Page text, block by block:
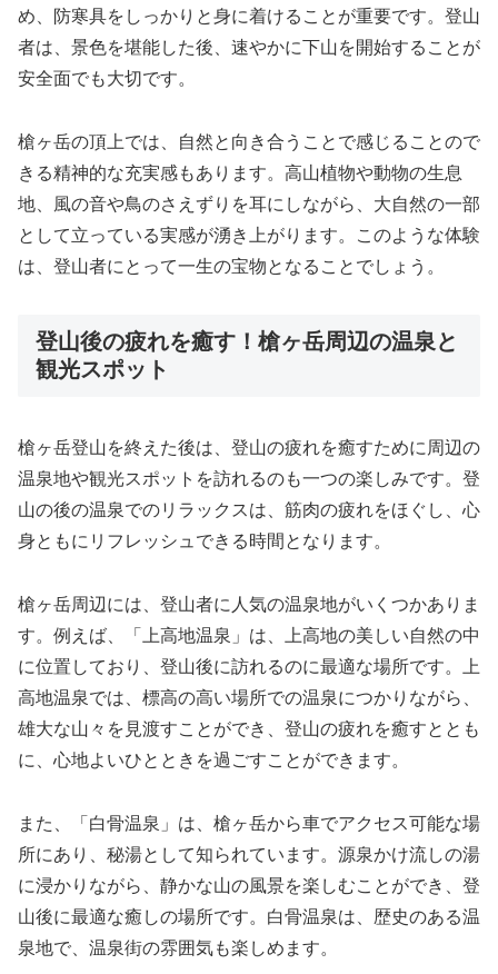
め、防寒具をしっかりと身に着けることが重要です。登山
者は、景色を堪能した後、速やかに下山を開始することが
安全面でも大切です。
槍ヶ岳の頂上では、自然と向き合うことで感じることので
きる精神的な充実感もあります。高山植物や動物の生息
地、風の音や鳥のさえずりを耳にしながら、大自然の一部
として立っている実感が湧き上がります。このような体験
は、登山者にとって一生の宝物となることでしょう。
登山後の疲れを癒す！槍ヶ岳周辺の温泉と
観光スポット
槍ヶ岳登山を終えた後は、登山の疲れを癒すために周辺の
温泉地や観光スポットを訪れるのも一つの楽しみです。登
山の後の温泉でのリラックスは、筋肉の疲れをほぐし、心
身ともにリフレッシュできる時間となります。
槍ヶ岳周辺には、登山者に人気の温泉地がいくつかありま
す。例えば、「上高地温泉」は、上高地の美しい自然の中
に位置しており、登山後に訪れるのに最適な場所です。上
高地温泉では、標高の高い場所での温泉につかりながら、
雄大な山々を見渡すことができ、登山の疲れを癒すととも
に、心地よいひとときを過ごすことができます。
また、「白骨温泉」は、槍ヶ岳から車でアクセス可能な場
所にあり、秘湯として知られています。源泉かけ流しの湯
に浸かりながら、静かな山の風景を楽しむことができ、登
山後に最適な癒しの場所です。白骨温泉は、歴史のある温
泉地で、温泉街の雰囲気も楽しめます。